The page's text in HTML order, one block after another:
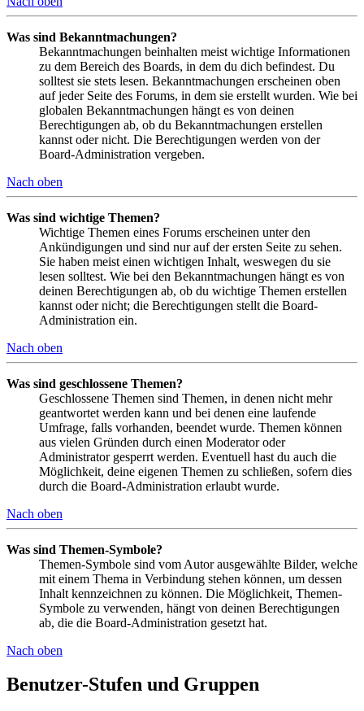
Was sind Bekanntmachungen?
Bekanntmachungen beinhalten meist wichtige Informationen
zu dem Bereich des Boards, in dem du dich befindest. Du
solltest sie stets lesen. Bekanntmachungen erscheinen oben
auf jeder Seite des Forums, in dem sie erstellt wurden. Wie bei
globalen Bekanntmachungen hängt es von deinen
Berechtigungen ab, ob du Bekanntmachungen erstellen
kannst oder nicht. Die Berechtigungen werden von der
Board-Administration vergeben.
Nach oben
Was sind wichtige Themen?
Wichtige Themen eines Forums erscheinen unter den
Ankündigungen und sind nur auf der ersten Seite zu sehen.
Sie haben meist einen wichtigen Inhalt, weswegen du sie
lesen solltest. Wie bei den Bekanntmachungen hängt es von
deinen Berechtigungen ab, ob du wichtige Themen erstellen
kannst oder nicht; die Berechtigungen stellt die Board-
Administration ein.
Nach oben
Was sind geschlossene Themen?
Geschlossene Themen sind Themen, in denen nicht mehr
geantwortet werden kann und bei denen eine laufende
Umfrage, falls vorhanden, beendet wurde. Themen können
aus vielen Gründen durch einen Moderator oder
Administrator gesperrt werden. Eventuell hast du auch die
Möglichkeit, deine eigenen Themen zu schließen, sofern dies
durch die Board-Administration erlaubt wurde.
Nach oben
Was sind Themen-Symbole?
Themen-Symbole sind vom Autor ausgewählte Bilder, welche
mit einem Thema in Verbindung stehen können, um dessen
Inhalt kennzeichnen zu können. Die Möglichkeit, Themen-
Symbole zu verwenden, hängt von deinen Berechtigungen
ab, die die Board-Administration gesetzt hat.
Nach oben
Benutzer-Stufen und Gruppen